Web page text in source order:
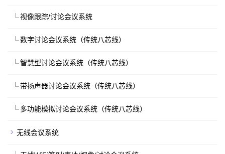
视像跟踪/讨论会议系统
数字讨论会议系统（传统八芯线）
智慧型讨论会议系统（传统八芯线）
带扬声器讨论会议系统（传统八芯线）
多功能模拟讨论会议系统（传统八芯线）
无线会议系统